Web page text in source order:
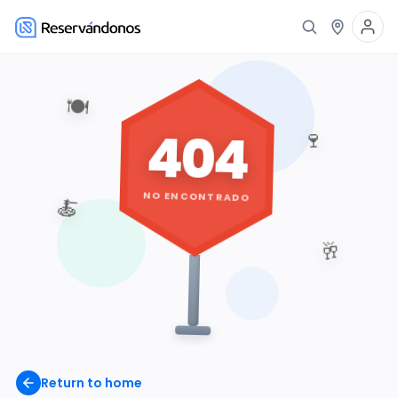
Return to home
🍽️
🍷
🥂
🍝
404
NO ENCONTRADO